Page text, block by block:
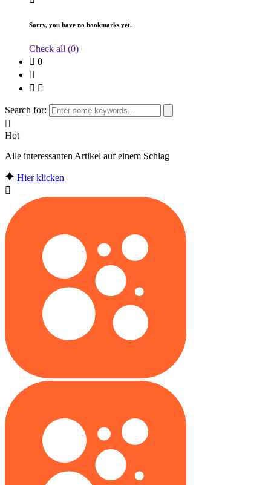
Sorry, you have no bookmarks yet.
Check all (0)
0
Search for:
Hot
Alle interessanten Artikel auf einem Schlag
Hier klicken